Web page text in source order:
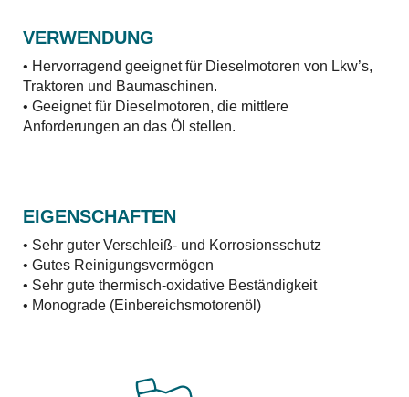
VERWENDUNG
• Hervorragend geeignet für Dieselmotoren von Lkw’s,
Traktoren und Baumaschinen.
• Geeignet für Dieselmotoren, die mittlere
Anforderungen an das Öl stellen.
EIGENSCHAFTEN
• Sehr guter Verschleiß- und Korrosionsschutz
• Gutes Reinigungsvermögen
• Sehr gute thermisch-oxidative Beständigkeit
• Monograde (Einbereichsmotorenöl)